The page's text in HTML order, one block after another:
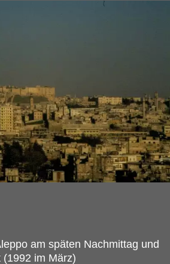
am späten Nachmittag und
im März)